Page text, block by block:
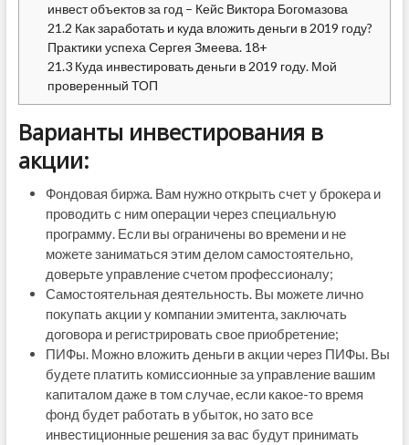
инвест объектов за год – Кейс Виктора Богомазова
21.2 Как заработать и куда вложить деньги в 2019 году?
Практики успеха Сергея Змеева. 18+
21.3 Куда инвестировать деньги в 2019 году. Мой
проверенный ТОП
Варианты инвестирования в
акции:
Фондовая биржа. Вам нужно открыть счет у брокера и
проводить с ним операции через специальную
программу. Если вы ограничены во времени и не
можете заниматься этим делом самостоятельно,
доверьте управление счетом профессионалу;
Самостоятельная деятельность. Вы можете лично
покупать акции у компании эмитента, заключать
договора и регистрировать свое приобретение;
ПИФы. Можно вложить деньги в акции через ПИФы. Вы
будете платить комиссионные за управление вашим
капиталом даже в том случае, если какое-то время
фонд будет работать в убыток, но зато все
инвестиционные решения за вас будут принимать